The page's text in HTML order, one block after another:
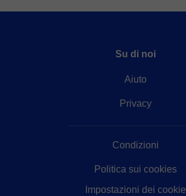
Su di noi
Aiuto
Privacy
Condizioni
Politica sui cookies
Impostazioni dei cookie